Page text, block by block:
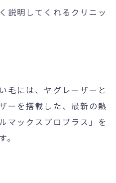
説明してくれるクリニッ
毛には、ヤグレーザーと
ーを搭載した、最新の熱
マックスプロプラス」を